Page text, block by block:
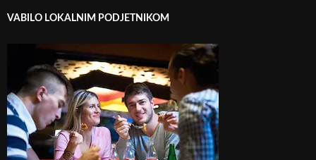
VABILO LOKALNIM PODJETNIKOM